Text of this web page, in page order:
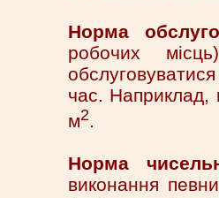
Норма
робочих
обслуговуватися
час. Наприклад,
м2
Норма
виконання